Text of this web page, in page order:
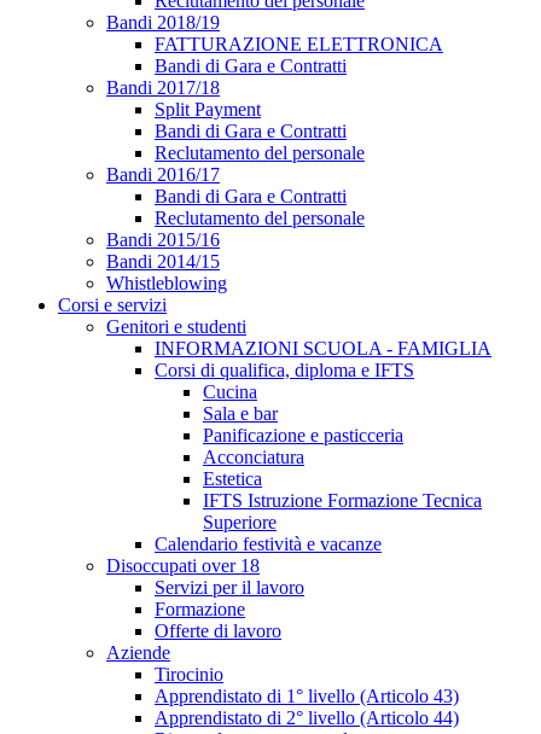
Bandi 2018/19
FATTURAZIONE ELETTRONICA
Bandi di Gara e Contratti
Bandi 2017/18
Split Payment
Bandi di Gara e Contratti
Reclutamento del personale
Bandi 2016/17
Bandi di Gara e Contratti
Reclutamento del personale
Bandi 2015/16
Bandi 2014/15
Whistleblowing
Corsi e servizi
Genitori e studenti
INFORMAZIONI SCUOLA - FAMIGLIA
Corsi di qualifica, diploma e IFTS
Cucina
Sala e bar
Panificazione e pasticceria
Acconciatura
Estetica
IFTS Istruzione Formazione Tecnica
Superiore
Calendario festività e vacanze
Disoccupati over 18
Servizi per il lavoro
Formazione
Offerte di lavoro
Aziende
Tirocinio
Apprendistato di 1° livello (Articolo 43)
Apprendistato di 2° livello (Articolo 44)